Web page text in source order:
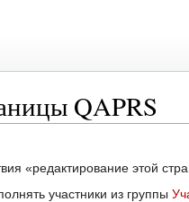
QAPRS
«редактирование этой
участники из группы